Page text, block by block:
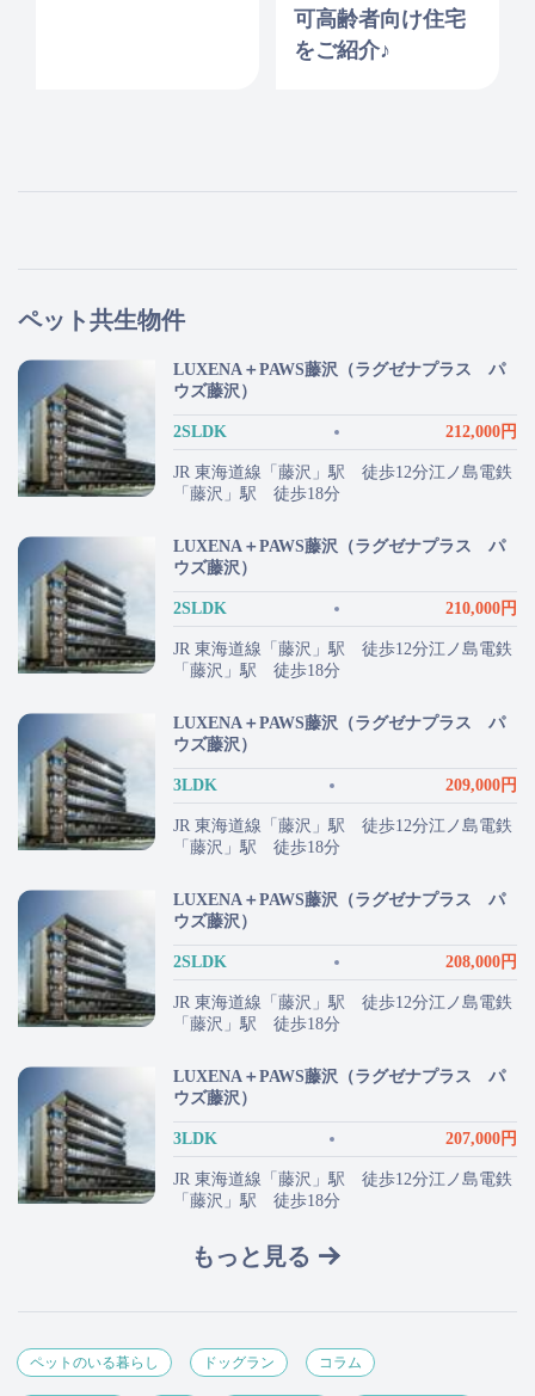
可高齢者向け住宅
をご紹介♪
ペット共生物件
LUXENA＋PAWS藤沢（ラグゼナプラス パ
ウズ藤沢）
2SLDK 212,000円
JR 東海道線「藤沢」駅 徒歩12分江ノ島電鉄
「藤沢」駅 徒歩18分
LUXENA＋PAWS藤沢（ラグゼナプラス パ
ウズ藤沢）
2SLDK 210,000円
JR 東海道線「藤沢」駅 徒歩12分江ノ島電鉄
「藤沢」駅 徒歩18分
LUXENA＋PAWS藤沢（ラグゼナプラス パ
ウズ藤沢）
3LDK 209,000円
JR 東海道線「藤沢」駅 徒歩12分江ノ島電鉄
「藤沢」駅 徒歩18分
LUXENA＋PAWS藤沢（ラグゼナプラス パ
ウズ藤沢）
2SLDK 208,000円
JR 東海道線「藤沢」駅 徒歩12分江ノ島電鉄
「藤沢」駅 徒歩18分
LUXENA＋PAWS藤沢（ラグゼナプラス パ
ウズ藤沢）
3LDK 207,000円
JR 東海道線「藤沢」駅 徒歩12分江ノ島電鉄
「藤沢」駅 徒歩18分
もっと見る
ペットのいる暮らし ドッグラン コラム